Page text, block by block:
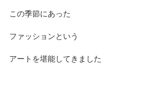
この季節にあった
ファッションという
アートを堪能してきました